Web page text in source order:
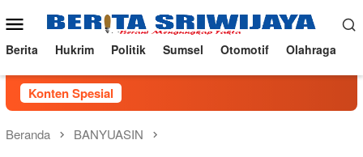
ke
konten
Menu
Mobile
Berita Hukrim Politik Sumsel Otomotif Olahraga
Konten Spesial
Beranda BANYUASIN